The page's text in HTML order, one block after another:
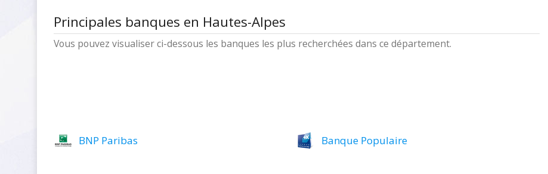
Principales banques en Hautes-Alpes
Vous pouvez visualiser ci-dessous les banques les plus recherchées dans ce département.
BNP Paribas Banque Populaire